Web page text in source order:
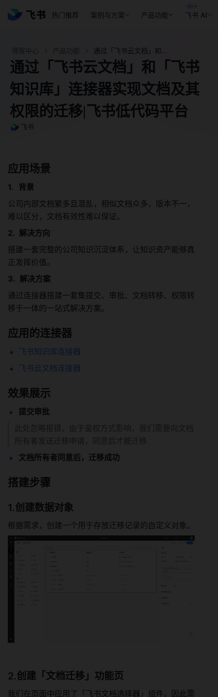
热门推荐 案例与方案 产品功能 飞书 AI
通过「飞书云文档」和「飞书
知识库」连接器实现文档及其
权限的迁移|飞书低代码平台
飞书
应用场景
背景
公司内部文档繁多且混乱，相似文档众多，版本不一，
难以区分，文档有效性难以保证。
解决方向
搭建一套完整的公司知识沉淀体系，让知识资产能够真
正发挥价值。
解决方案
通过连接器搭建一套集提交、审批、文档转移、权限转
移于一体的一站式解决方案。
应用的连接器
飞书知识库连接器
飞书云文档连接器
效果展示
提交审批
此处忽略报错，由于鉴权方式影响，我们需要向文档
所有者发送迁移申请，同意后才能迁移
文档所有者同意后，迁移成功
搭建步骤
1.创建数据对象
根据需求，创建一个用于存放迁移记录的自定义对象。
2.创建「文档迁移」功能页
我们在页面中应用了「飞书文档选择器」组件，因此需